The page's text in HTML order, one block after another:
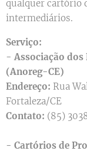
qualquer cartório
intermediários.
Serviço:
- Associação dos
(Anoreg-CE)
Endereço: Rua
Fortaleza/CE
Contato: (85)
- Cartórios de